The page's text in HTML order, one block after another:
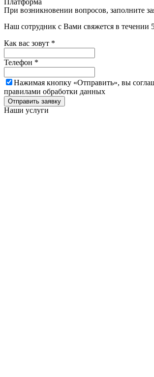
Платформа
При возникновении вопросов, заполните
Наш сотрудник с Вами свяжется в течении
Как вас зовут *
Телефон *
Нажимая кнопку «Отправить», вы
правилами обработки данных
Отправить заявку
Наши услуги